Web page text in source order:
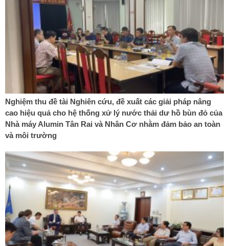
Nghiệm thu đề tài Nghiên cứu, đề xuất các giải pháp nâng
cao hiệu quả cho hệ thống xử lý nước thải dư hồ bùn đỏ của
Nhà máy Alumin Tân Rai và Nhân Cơ nhằm đảm bảo an toàn
và môi trường